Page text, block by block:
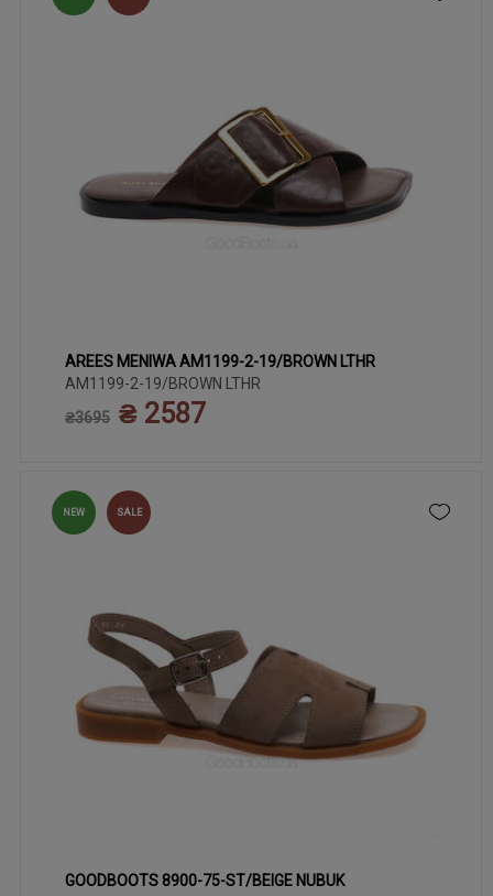
36 37 38 39 40 41
AREES MENIWA AM1199-2-19/BROWN LTHR
AM1199-2-19/BROWN LTHR
₴3695 ₴ 2587
NEW SALE
37 38 39 40 41
GOODBOOTS 8900-75-ST/BEIGE NUBUK